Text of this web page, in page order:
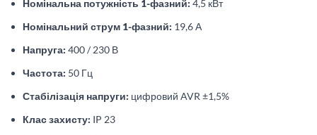
Номінальна потужність 1-фазний: 4,5 кВт
Номінальний струм 1-фазний: 19,6 А
Напруга: 400 / 230 В
Частота: 50 Гц
Стабілізація напруги: цифровий AVR ±1,5%
Клас захисту: IP 23